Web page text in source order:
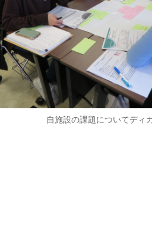
自施設の課題についてディ